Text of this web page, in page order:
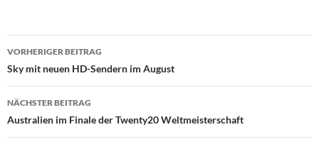
Beitrags-
Navigation
VORHERIGER BEITRAG
Sky mit neuen HD-Sendern im August
NÄCHSTER BEITRAG
Australien im Finale der Twenty20 Weltmeisterschaft